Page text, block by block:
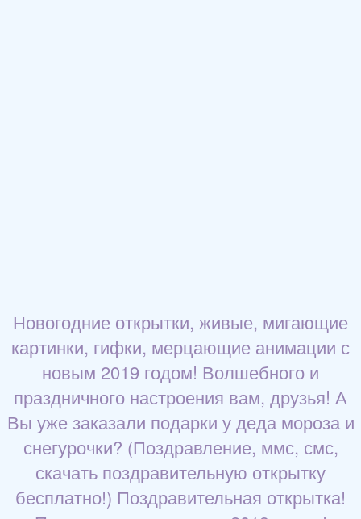
Новогодние открытки, живые, мигающие
картинки, гифки, мерцающие анимации с
новым 2019 годом! Волшебного и
праздничного настроения вам, друзья! А
Вы уже заказали подарки у деда мороза и
снегурочки? (Поздравление, ммс, смс,
скачать поздравительную открытку
бесплатно!) Поздравительная открытка!